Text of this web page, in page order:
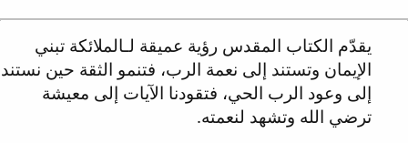
يقدّم الكتاب المقدس رؤية عميقة لـالملائكة تبني
الإيمان وتستند إلى نعمة الرب، فتنمو الثقة حين نستند
إلى وعود الرب الحي، فتقودنا الآيات إلى معيشة
ترضي الله وتشهد لنعمته.